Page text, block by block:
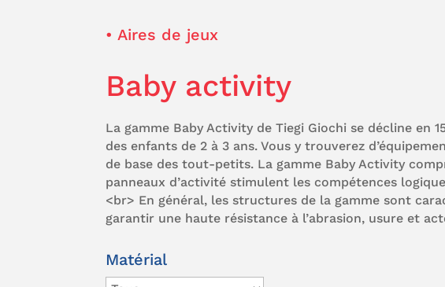
• Aires de jeux
Baby activity
La gamme Baby Activity de Tiegi Giochi se décline en
des enfants de 2 à 3 ans. Vous y trouverez
de base des tout-petits. La gamme Baby Activity
panneaux d’activité stimulent les compétences
<br> En général, les structures de la gamme sont
garantir une haute résistance à l’abrasion, usure et
Matérial